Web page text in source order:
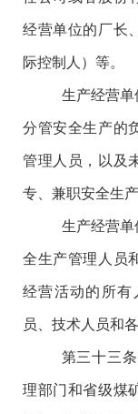
经营单位的厂长
际控制人）等。
生产经营
分管安全生产的
管理人员，以及
专、兼职安全生
生产经营
全生产管理人员
经营活动的所有
员、技术人员和
第三十三条
理部门和省级煤